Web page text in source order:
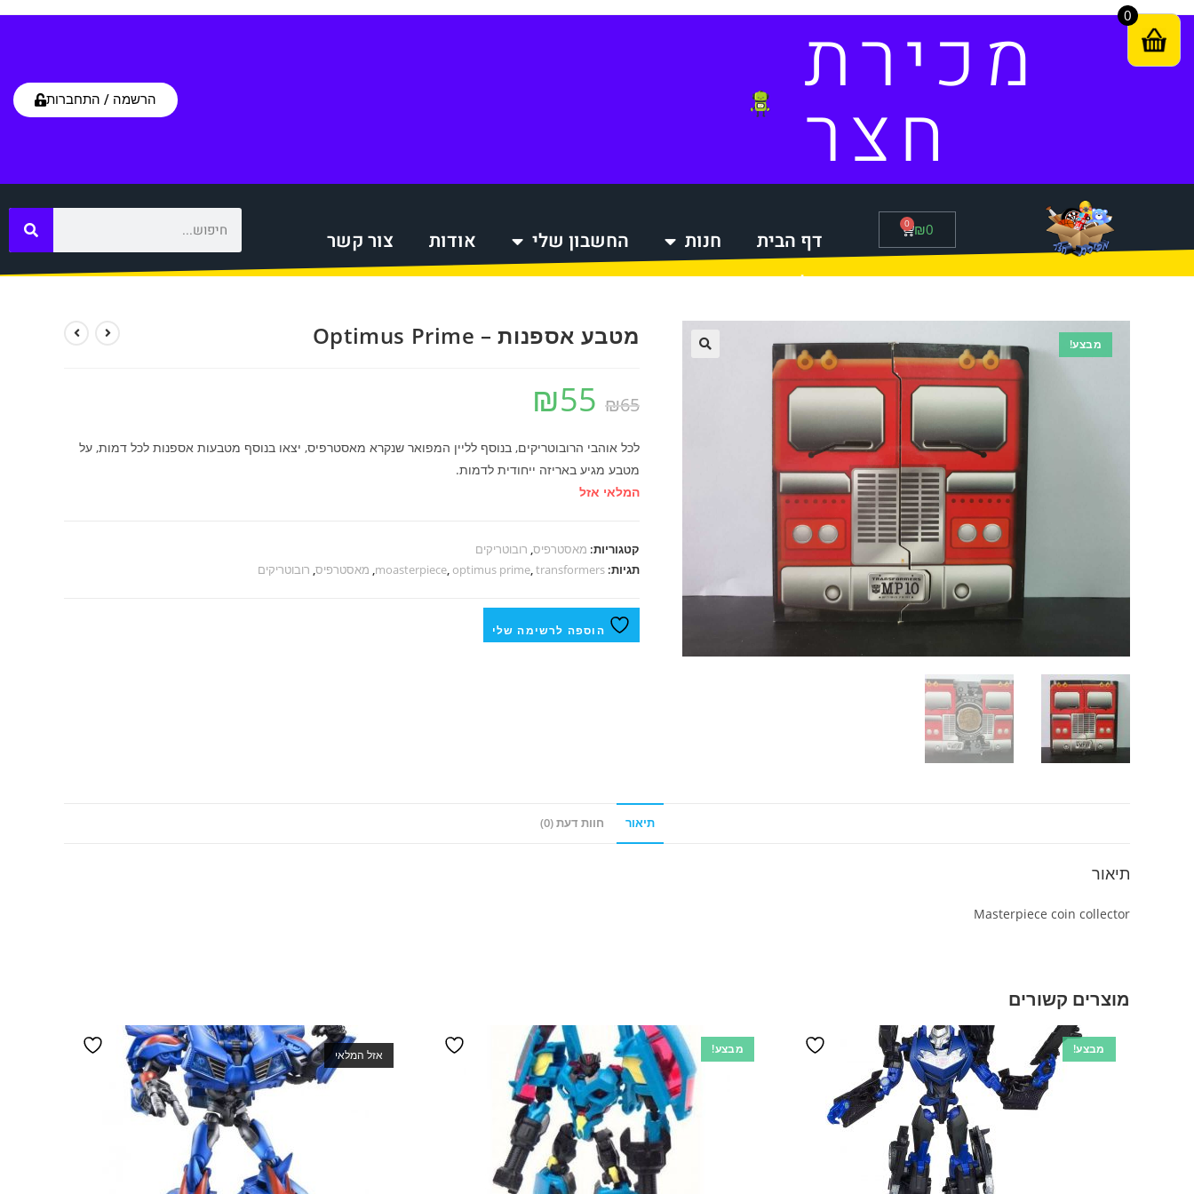
מכירת
חצר הרשמה / התחברות
₪0
0
דף הבית חנות החשבון שלי אודות
צור קשר
סל הקניות
מבצע! מטבע אספנות – Optimus Prime
₪65
₪55
לכל אוהבי הרובוטריקים, בנוסף לליין המפואר שנקרא מאסטרפיס, יצאו בנוסף מטבעות אספנות לכל דמות, על
מטבע מגיע באריזה ייחודית לדמות.
המלאי אזל
קטגוריות: מאסטרפיס, רובוטריקים
תגיות:
moasterpiece, optimus prime,transformers
, מאסטרפיס, רובוטריקים
הוספה לרשימה שלי
תיאור חוות דעת (0)
תיאור
Masterpiece coin collector
מוצרים קשורים
מבצע! מבצע! אזל המלאי
0